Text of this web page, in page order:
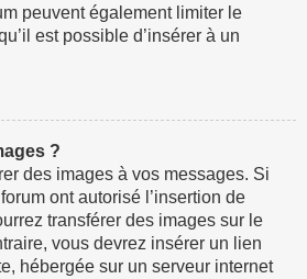
peuvent également limiter le
est possible d’insérer à un
?
des images à vos messages. Si
ont autorisé l’insertion de
transférer des images sur le
vous devrez insérer un lien
hébergée sur un serveur internet